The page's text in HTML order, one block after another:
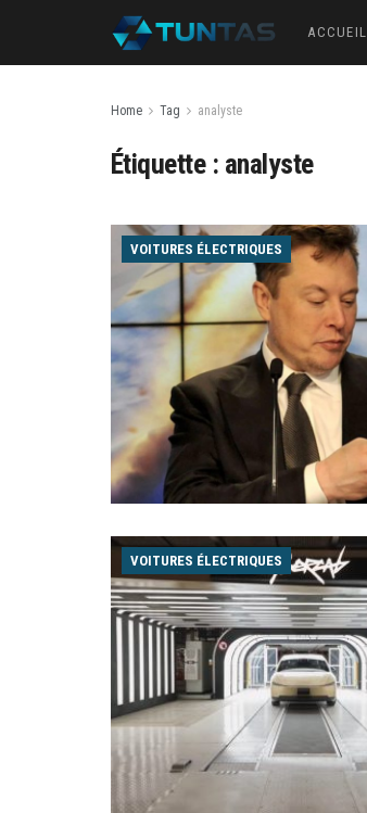
ACCUEIL
Home Tag analyste
Étiquette : analyste
VOITURES ÉLECTRIQUES
VOITURES ÉLECTRIQUES